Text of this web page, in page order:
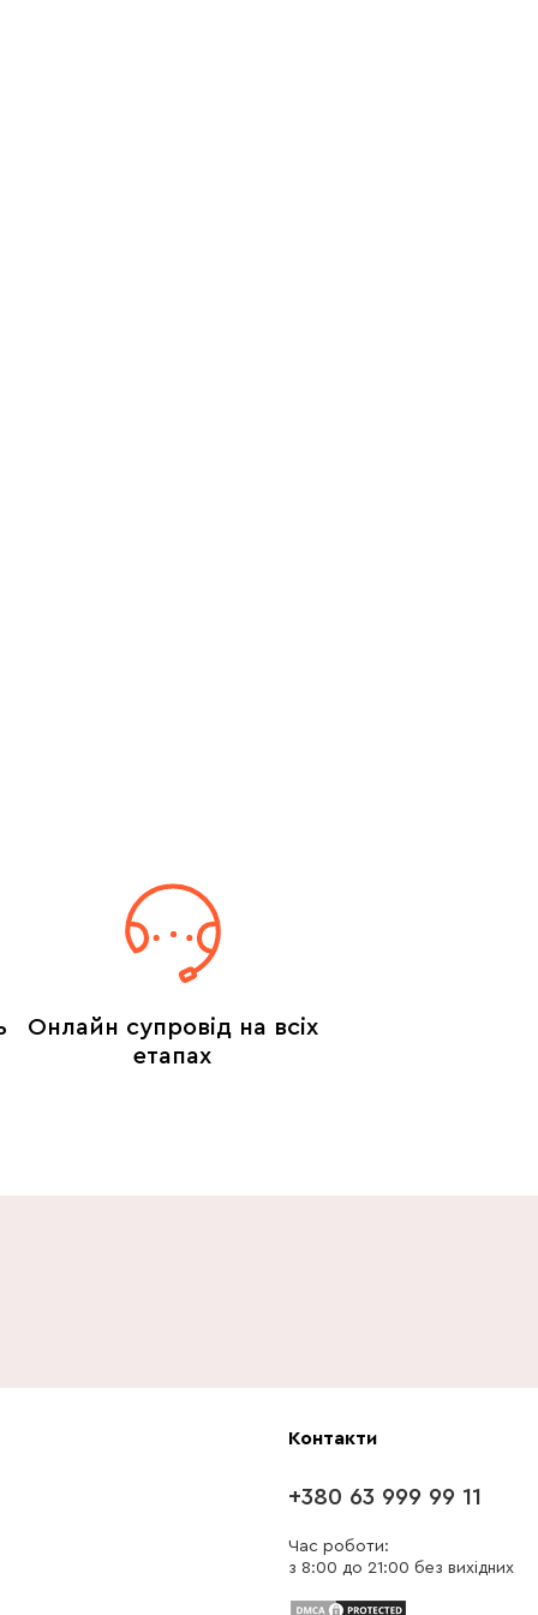
Онлайн супровід на всіх
етапах
Контакти
+380 63 999 99 11
Час роботи:
з 8:00 до 21:00 без вихідних